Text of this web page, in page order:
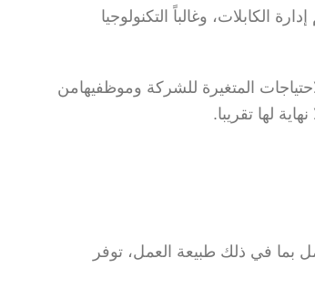
وغالباً التكنولوجيا
المتغيرة للشركة وموظفيهامن
لها تقريبا.
بما في ذلك طبيعة العمل، توفر